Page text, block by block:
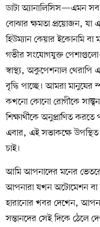
ডাটা অ্যানালিসিস—এমন সব
বোঝার ক্ষমতা প্রয়োজন, যা
হিউম্যান কেয়ার ইকোনমি বা
গভীর সংযোগযুক্ত
স্বাস্থ্য, অকুপেশনাল থেরাপি
বৃদ্ধি পাচ্ছে। আমরা মানুষের
কখনো কোনো রোগীকে
শিক্ষার্থীকে অনুপ্রাণিত করতে
এবার, এই সভাকক্ষে
চাই।
আমি আপনাদের মনের
আপনারা যখন অটোমেশন বা
হারানোর খবর দেখেন,
সন্তানদের সেই দিকে ঠেলে